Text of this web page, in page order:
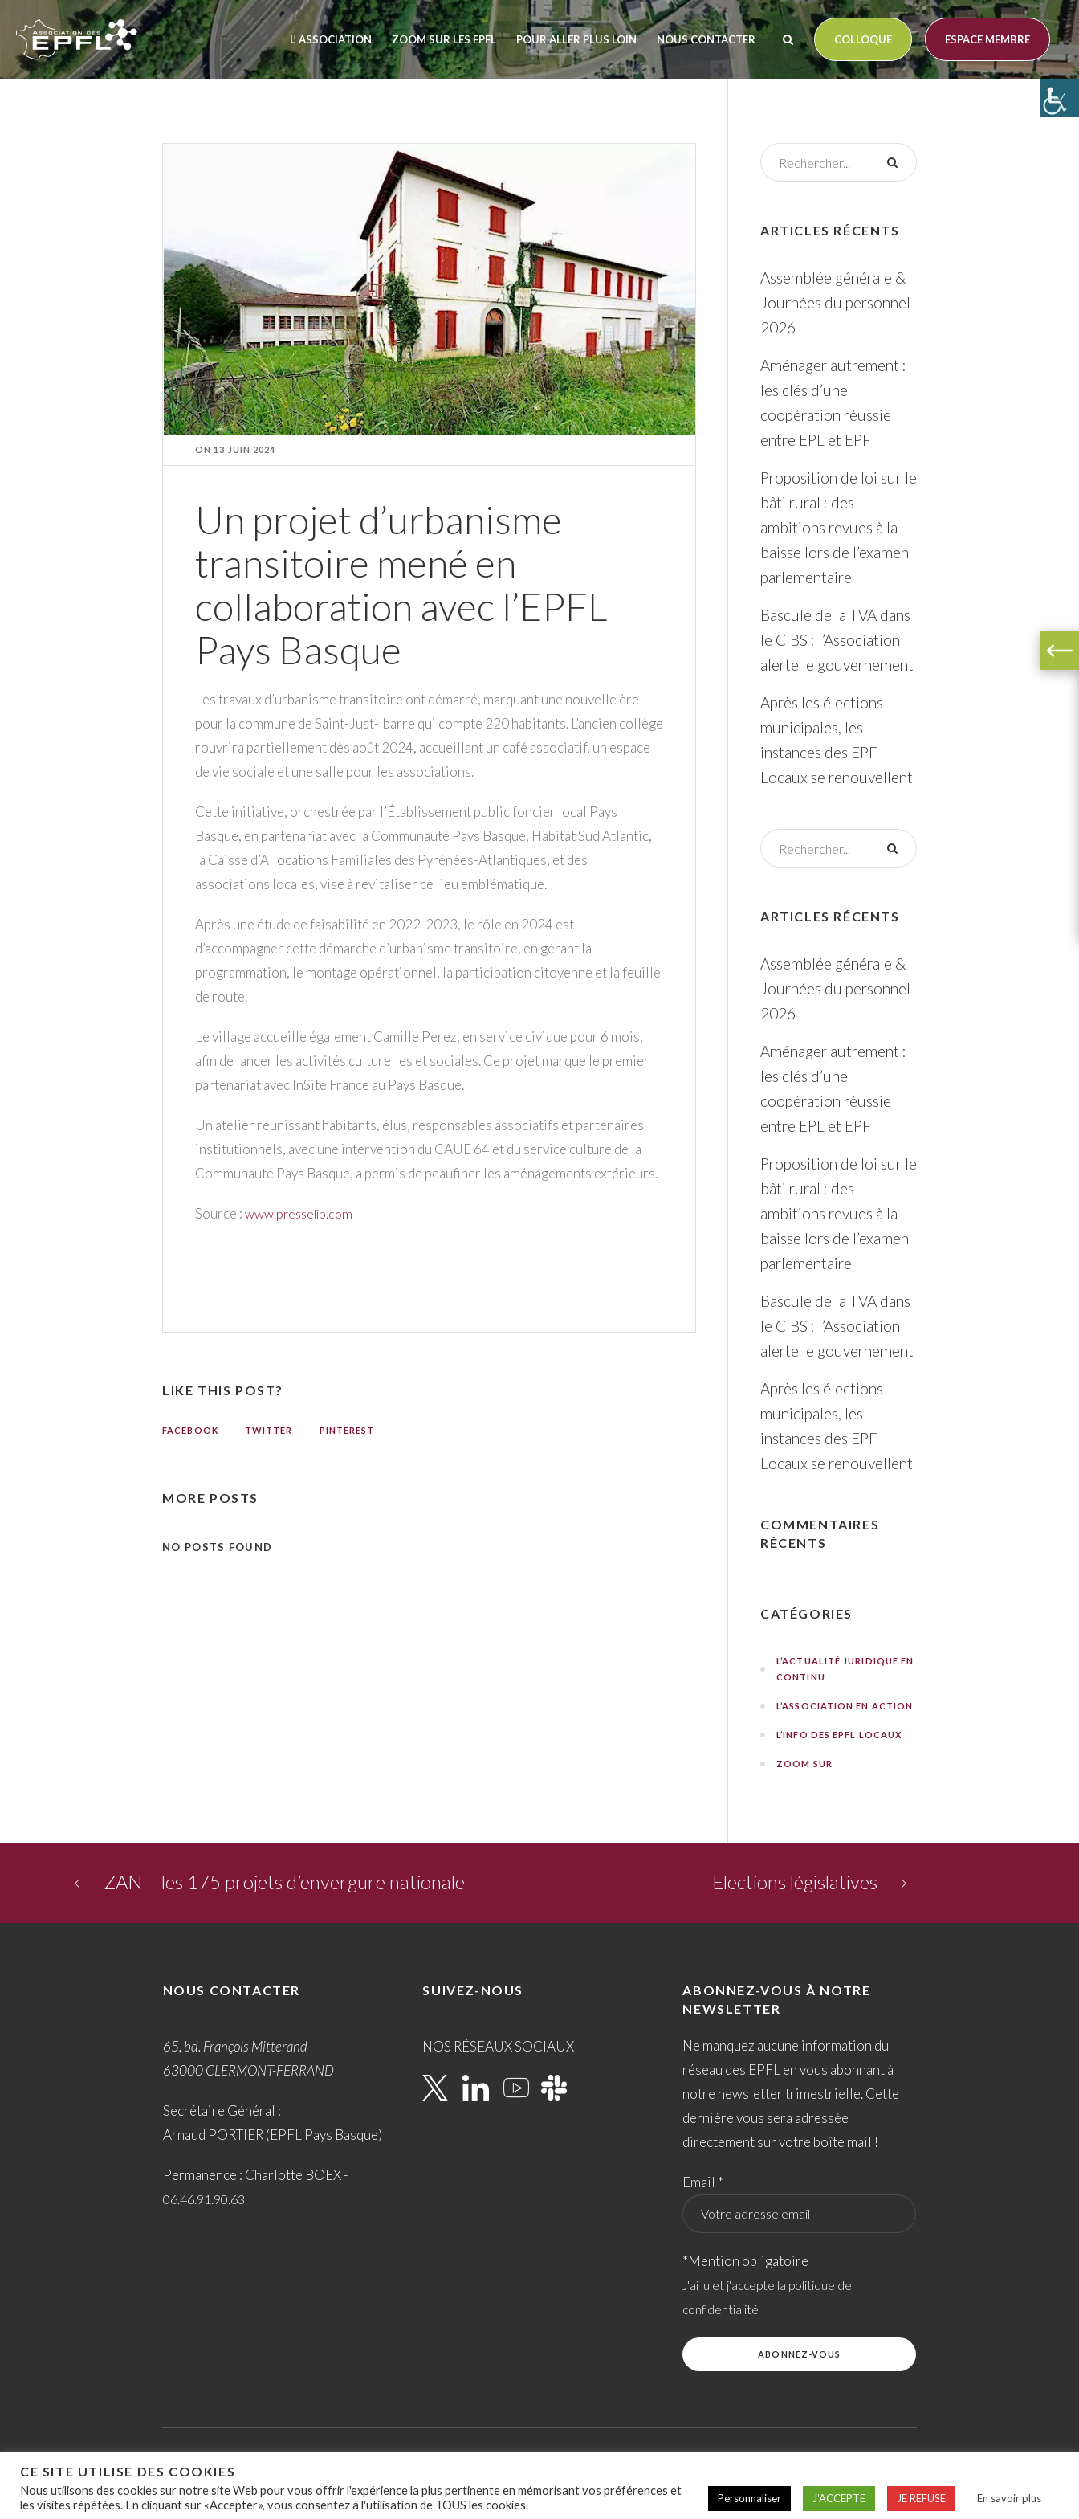
COLLOQUE ESPACE MEMBRE
L’ ASSOCIATION ZOOM SUR LES EPFL POUR ALLER PLUS LOIN NOUS CONTACTER
ON13 JUIN 2024
Un projet d’urbanisme
transitoire mené en
collaboration avec l’EPFL
Pays Basque
Les travaux d’urbanisme transitoire ont démarré, marquant une nouvelle ère
pour la commune de Saint-Just-Ibarre qui compte 220 habitants. L’ancien collège
rouvrira partiellement dès août 2024, accueillant un café associatif, un espace
de vie sociale et une salle pour les associations.
Cette initiative, orchestrée par l’Établissement public foncier local Pays
Basque, en partenariat avec la Communauté Pays Basque, Habitat Sud Atlantic,
la Caisse d’Allocations Familiales des Pyrénées-Atlantiques, et des
associations locales, vise à revitaliser ce lieu emblématique.
Après une étude de faisabilité en 2022-2023, le rôle en 2024 est
d’accompagner cette démarche d’urbanisme transitoire, en gérant la
programmation, le montage opérationnel, la participation citoyenne et la feuille
de route.
Le village accueille également Camille Perez, en service civique pour 6 mois,
afin de lancer les activités culturelles et sociales. Ce projet marque le premier
partenariat avec InSite France au Pays Basque.
Un atelier réunissant habitants, élus, responsables associatifs et partenaires
institutionnels, avec une intervention du CAUE 64 et du service culture de la
Communauté Pays Basque, a permis de peaufiner les aménagements extérieurs.
Source : www.presselib.com
LIKE THIS POST?
FACEBOOK TWITTER PINTEREST
MORE POSTS
NO POSTS FOUND
ARTICLES RÉCENTS
Assemblée générale &
Journées du personnel
2026
Aménager autrement :
les clés d’une
coopération réussie
entre EPL et EPF
Proposition de loi sur le
bâti rural : des
ambitions revues à la
baisse lors de l’examen
parlementaire
Bascule de la TVA dans
le CIBS : l’Association
alerte le gouvernement
Après les élections
municipales, les
instances des EPF
Locaux se renouvellent
ARTICLES RÉCENTS
Assemblée générale &
Journées du personnel
2026
Aménager autrement :
les clés d’une
coopération réussie
entre EPL et EPF
Proposition de loi sur le
bâti rural : des
ambitions revues à la
baisse lors de l’examen
parlementaire
Bascule de la TVA dans
le CIBS : l’Association
alerte le gouvernement
Après les élections
municipales, les
instances des EPF
Locaux se renouvellent
COMMENTAIRES
RÉCENTS
CATÉGORIES
L’ACTUALITÉ JURIDIQUE EN
CONTINU
L’ASSOCIATION EN ACTION
L’INFO DES EPFL LOCAUX
ZOOM SUR
ZAN – les 175 projets d’envergure nationale Elections législatives
NOUS CONTACTER
65, bd. François Mitterand
63000 CLERMONT-FERRAND
Secrétaire Général :
Arnaud PORTIER (EPFL Pays Basque)
Permanence : Charlotte BOEX -
06.46.91.90.63
SUIVEZ-NOUS
NOS RÉSEAUX SOCIAUX
ABONNEZ-VOUS À NOTRE
NEWSLETTER
Ne manquez aucune information du
réseau des EPFL en vous abonnant à
notre newsletter trimestrielle. Cette
dernière vous sera adressée
directement sur votre boîte mail !
Email *
*Mention obligatoire
J'ai lu et j'accepte la politique de
confidentialité
DES EPFL © 2021
CE SITE UTILISE DES COOKIES
Nous utilisons des cookies sur notre site Web pour vous offrir l'expérience la plus pertinente en mémorisant vos préférences et
les visites répétées. En cliquant sur «Accepter», vous consentez à l'utilisation de TOUS les cookies.
Personnaliser J'ACCEPTE JE REFUSE En savoir plus